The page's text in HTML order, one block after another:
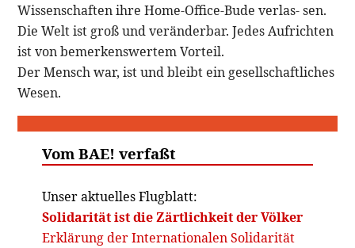
Wissenschaften ihre Home-Office-Bude verlas- sen.
Die Welt ist groß und veränderbar. Jedes Aufrichten
ist von bemerkenswertem Vorteil.
Der Mensch war, ist und bleibt ein gesellschaftliches
Wesen.
Vom BAE! verfaßt
Unser aktuelles Flugblatt:
Solidarität ist die Zärtlichkeit der Völker
Erklärung der Internationalen Solidarität